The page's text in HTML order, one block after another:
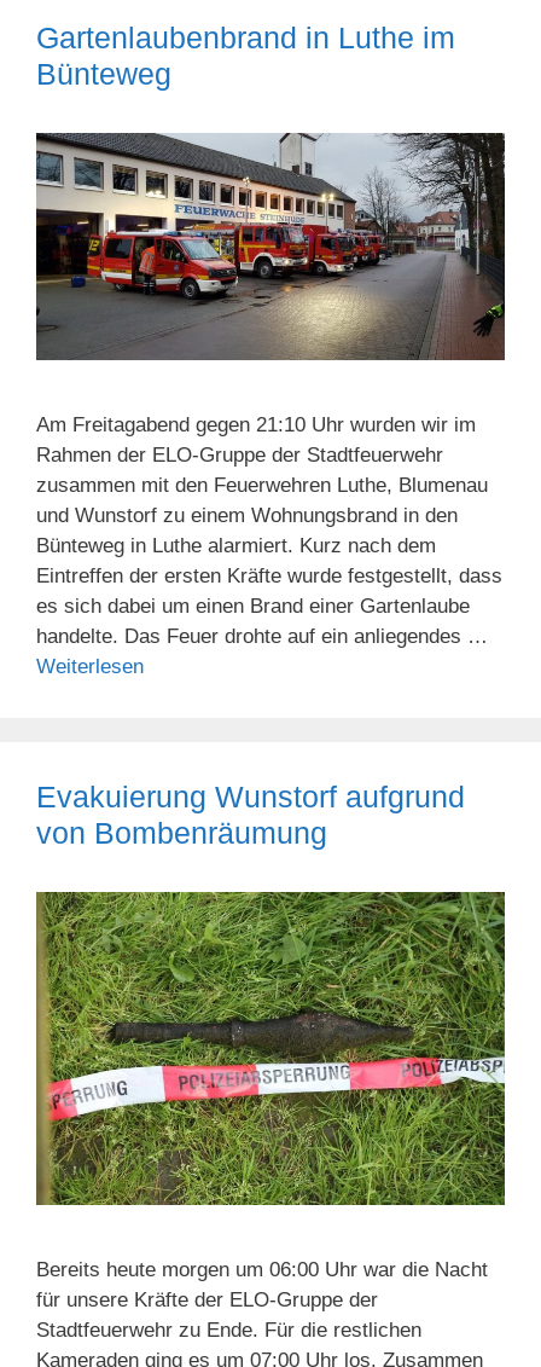
Gartenlaubenbrand in Luthe im
Bünteweg
Am Freitagabend gegen 21:10 Uhr wurden wir im
Rahmen der ELO-Gruppe der Stadtfeuerwehr
zusammen mit den Feuerwehren Luthe, Blumenau
und Wunstorf zu einem Wohnungsbrand in den
Bünteweg in Luthe alarmiert. Kurz nach dem
Eintreffen der ersten Kräfte wurde festgestellt, dass
es sich dabei um einen Brand einer Gartenlaube
handelte. Das Feuer drohte auf ein anliegendes …
Weiterlesen
Evakuierung Wunstorf aufgrund
von Bombenräumung
Bereits heute morgen um 06:00 Uhr war die Nacht
für unsere Kräfte der ELO-Gruppe der
Stadtfeuerwehr zu Ende. Für die restlichen
Kameraden ging es um 07:00 Uhr los. Zusammen